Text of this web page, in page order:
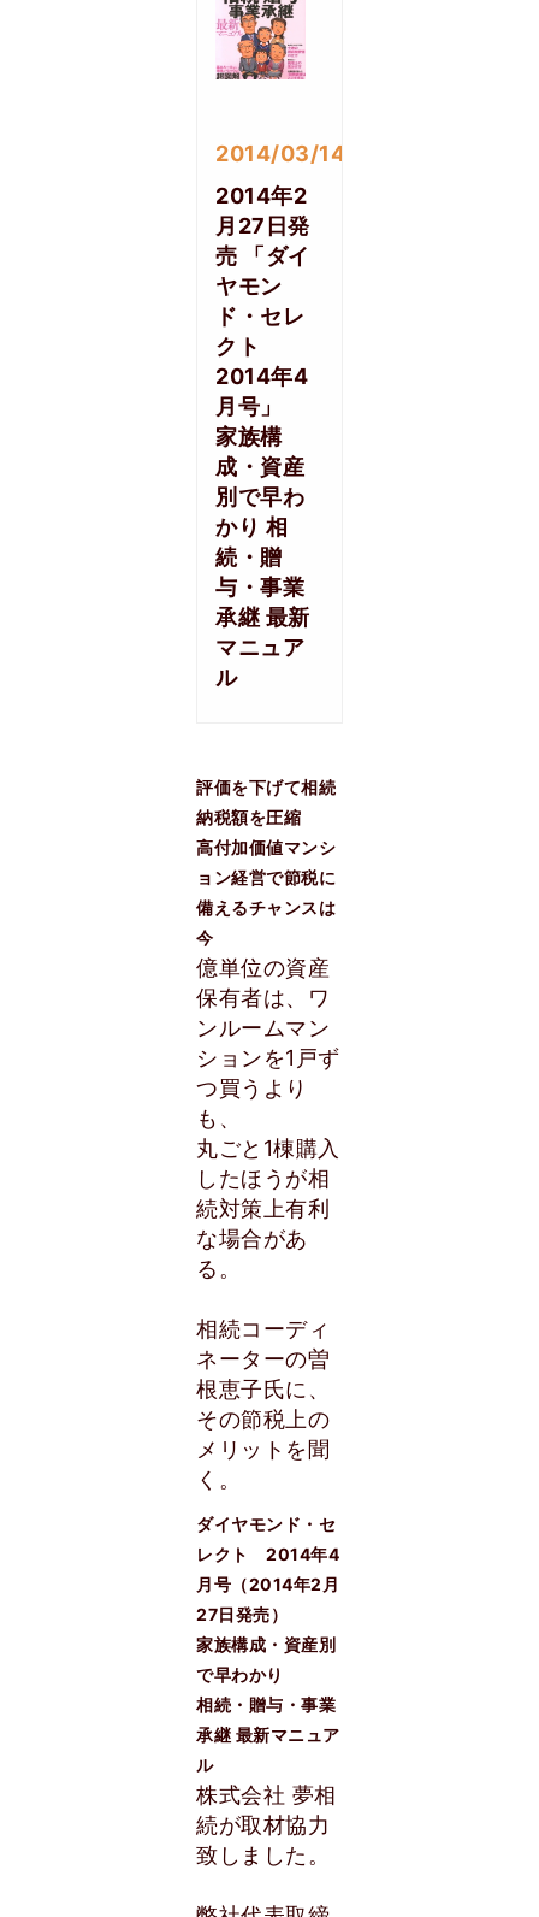
2014/03/14
2014年2
月27日発
売 「ダイ
ヤモン
ド・セレ
クト
2014年4
月号」
家族構
成・資産
別で早わ
かり 相
続・贈
与・事業
承継 最新
マニュア
ル
評価を下げて相続
納税額を圧縮
高付加価値マンシ
ョン経営で節税に
備えるチャンスは
今
億単位の資産
保有者は、ワ
ンルームマン
ションを1戸ず
つ買うより
も、
丸ごと1棟購入
したほうが相
続対策上有利
な場合があ
る。
相続コーディ
ネーターの曽
根恵子氏に、
その節税上の
メリットを聞
く。
ダイヤモンド・セ
レクト 2014年4
月号（2014年2月
27日発売）
家族構成・資産別
で早わかり
相続・贈与・事業
承継 最新マニュア
ル
株式会社 夢相
続が取材協力
致しました。